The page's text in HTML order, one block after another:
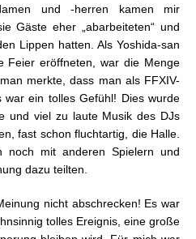
und -herren kamen mir
Gäste eher „abarbeiteten“ und
Lippen hatten. Als Yoshida-san
Feier eröffneten, war die Menge
merkte, dass man als FFXIV-
war ein tolles Gefühl! Dies wurde
und viel zu laute Musik des DJs
fast schon fluchtartig, die Halle.
noch mit anderen Spielern und
dazu teilten.
nicht abschrecken! Es war
tolles Ereignis, eine große